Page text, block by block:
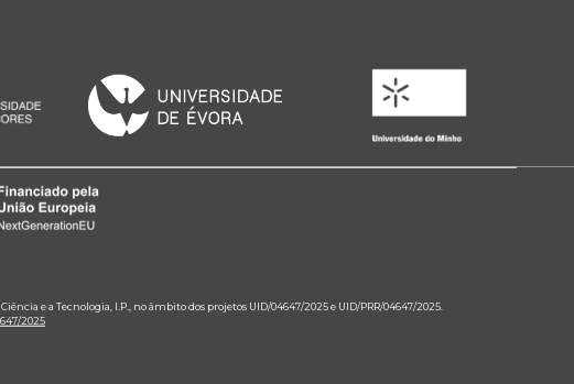
e a Tecnologia, I.P., no âmbito dos projetos UID/04647/2025 e UID/PRR/04647/2025.
2025